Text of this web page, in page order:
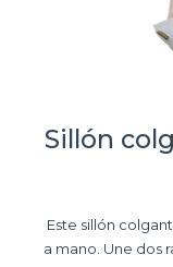
Sillón
Este sillón
a mano. Une dos